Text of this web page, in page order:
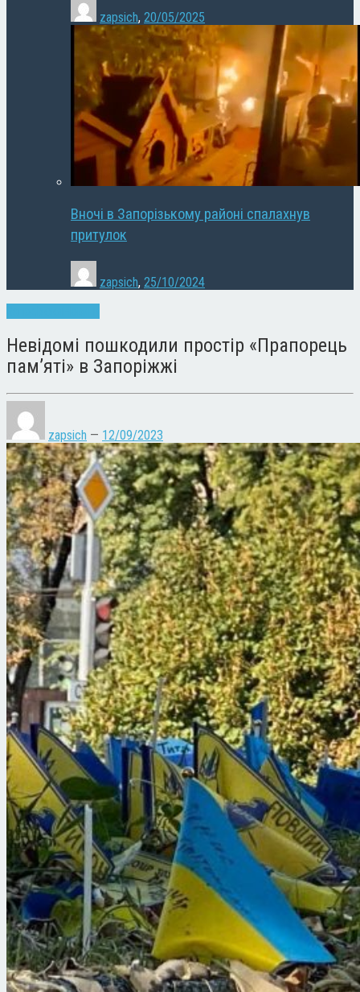
zapsich, 20/05/2025
Вночі в Запорізькому районі спалахнув
притулок
zapsich, 25/10/2024
Невідомі пошкодили простір «Прапорець
памʼяті» в Запоріжжі
zapsich — 12/09/2023